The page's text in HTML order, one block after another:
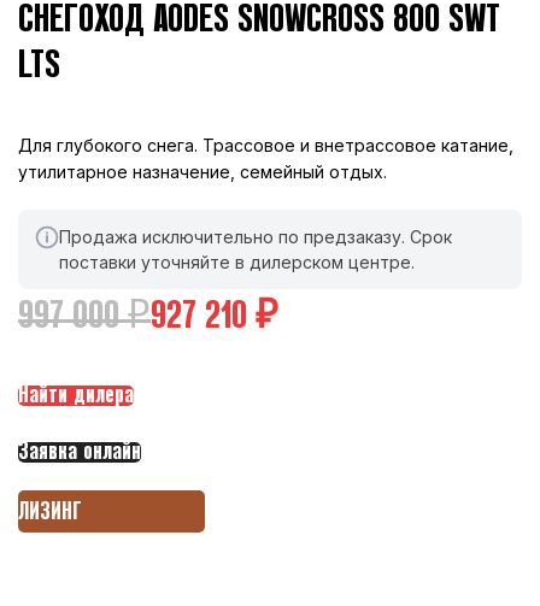
СНЕГОХОД AODES SNOWCROSS 800 SWT
LTS
Для глубокого снега. Трассовое и внетрассовое катание,
утилитарное назначение, семейный отдых.
Продажа исключительно по предзаказу. Срок
поставки уточняйте в дилерском центре.
997 000₽927 210 ₽
Найти дилера
Заявка онлайн
ЛИЗИНГ